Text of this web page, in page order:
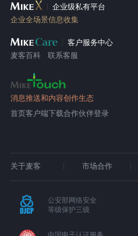
企业级私有平台
企业全场景信息收集
客户服务中心
麦客百科
联系客服
消息推送和内容创作生态
首页客户端下载合作伙伴登录
关于麦客 市场合作
公安部网络安全
等级保护三级